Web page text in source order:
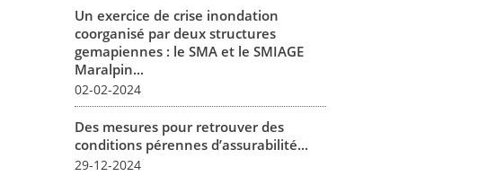
Un exercice de crise inondation
coorganisé par deux structures
gemapiennes : le SMA et le SMIAGE
Maralpin...
02-02-2024
Des mesures pour retrouver des
conditions pérennes d’assurabilité...
29-12-2024